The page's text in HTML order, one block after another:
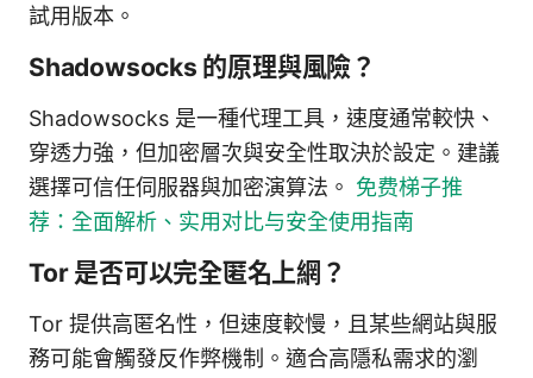
試用版本。
Shadowsocks 的原理與風險？
Shadowsocks 是一種代理工具，速度通常較快、
穿透力強，但加密層次與安全性取決於設定。建議
選擇可信任伺服器與加密演算法。 免费梯子推
荐：全面解析、实用对比与安全使用指南
Tor 是否可以完全匿名上網？
Tor 提供高匿名性，但速度較慢，且某些網站與服
務可能會觸發反作弊機制。適合高隱私需求的瀏